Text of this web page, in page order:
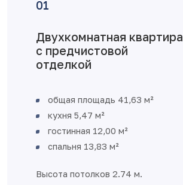
Двухкомнатная квартира
с предчистовой
отделкой
общая площадь 41,63 м²
кухня 5,47 м²
гостинная 12,00 м²
спальня 13,83 м²
Высота потолков 2.74 м.